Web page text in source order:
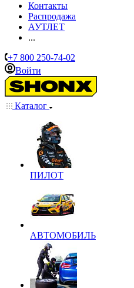
Контакты
Распродажа
АУТЛЕТ
...
+7 800 250-74-02
Войти
Каталог
ПИЛОТ
АВТОМОБИЛЬ